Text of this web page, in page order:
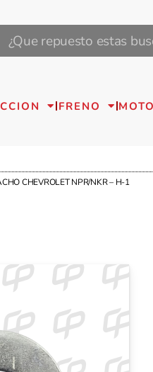
FRENO
CHEVROLET NPR/NKR – H-1